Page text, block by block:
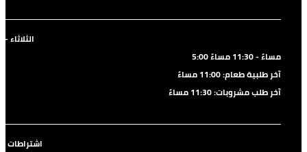
الثلاثاء -
5:00 مساءً - 11:30 مساءً
آخر طلبية طعام: 11:00 مساءً
آخر طلب مشروبات: 11:30 مساءً
اشتراطات